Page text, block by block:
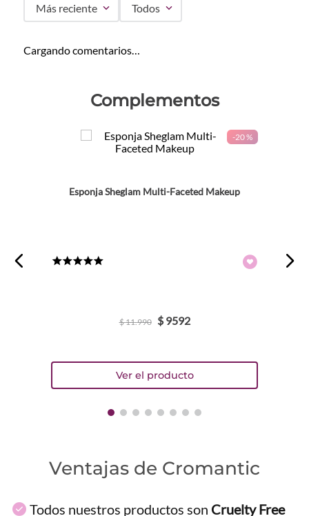
Más reciente Todos
Cargando comentarios…
Complementos
-20 %
Esponja Sheglam Multi-Faceted Makeup
$11.990 $ 9592
Ventajas de Cromantic
Todos nuestros productos son Cruelty Free